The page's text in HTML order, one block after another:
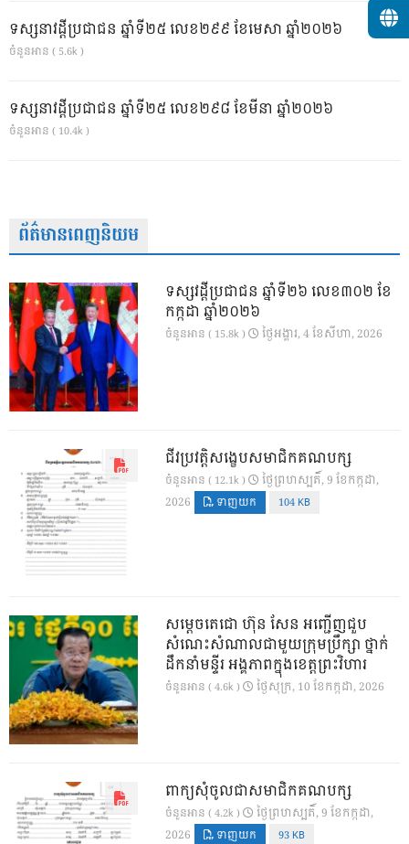
ទស្សនាវដ្ដីប្រជាជន ឆ្នាំទី២៥ លេខ២៩៩ ខែមេសា ឆ្នាំ២០២៦
ចំនួនអាន ( 5.6k )
ទស្សនាវដ្ដីប្រជាជន ឆ្នាំទី២៥ លេខ២៩៨ ខែមីនា ឆ្នាំ២០២៦
ចំនួនអាន ( 10.4k )
ព័ត៌មានពេញនិយម
ទស្សវដ្តីប្រជាជន ឆ្នាំទី២៦ លេខ៣០២ ខែ
កក្កដា ឆ្នាំ២០២៦
ចំនួនអាន ( 15.8k ) ថ្ងៃ​អង្គារ, 4 ខែ​សីហា, 2026
ជីវប្រវត្តិសង្ខេបសមាជិកគណបក្ស
ចំនួនអាន ( 12.1k )
ថ្ងៃ​ព្រហស្បតិ៍, 9 ខែ​កក្កដា,
2026
ទាញយក 104 KB
សម្តេចតេជោ ហ៊ុន សែន អញ្ជើញជួប
សំណេះសំណាលជាមួយក្រុមប្រឹក្សា ថ្នាក់
ដឹកនាំមន្ទីរ អង្គភាពក្នុងខេត្តព្រះវិហារ
ចំនួនអាន ( 4.6k ) ថ្ងៃ​សុក្រ, 10 ខែ​កក្កដា, 2026
ពាក្យសុំចូលជាសមាជិកគណបក្ស
ចំនួនអាន ( 4.2k )
ថ្ងៃ​ព្រហស្បតិ៍, 9 ខែ​កក្កដា,
2026
ទាញយក 93 KB